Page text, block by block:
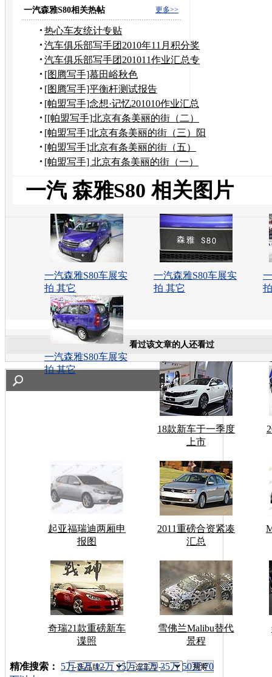
礼包 更多>>
一汽森雅S80相关热帖
热心车友统计专贴
汽车俱乐部写手团2010年11月积分奖
励申请
汽车俱乐部写手团201011作业汇总专
贴
[图腾写手]慕田峪秋色
[图腾写手]平衡杆测试报告
[帕盟写手]念想·记忆201010作业汇总
[[帕盟写手]北京有条美丽的街（二）
到奶奶家作客
[帕盟写手]北京有条美丽的街（三）阳
台上观望美景
[帕盟写手]北京有条美丽的街（五）
——风水宝地
[帕盟写手] 北京有条美丽的街（一）
一汽 森雅S80 相关图片
一汽森雅S80车展实
拍 其它
一汽森雅S80车展实
拍 其它
一汽森雅S80车展实
拍 其它
看过该文章的人还看过
18款新车于一季度
上市
起亚福瑞迪两厢申
报图
2011重磅合资紧凑
汇总
奇瑞21款重磅新车
谍照
雪佛兰Malibu替代
景程
车型搜索：
精准搜索： 5万 8万 12万 15万 22万 35万 50万 70